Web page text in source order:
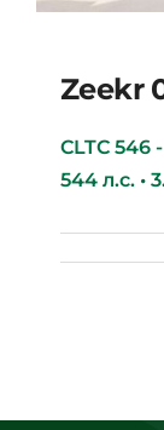
Zeekr
CLTC 546
544 л.с. •